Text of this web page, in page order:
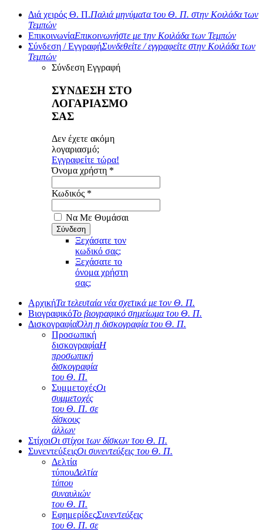
Διά χειρός Θ. Π.Παλιά μηνύματα του Θ. Π. στην Κοιλάδα των
Τεμπών
ΕπικοινωνίαΕπικοινωνήστε με την Κοιλάδα των Τεμπών
Σύνδεση / ΕγγραφήΣυνδεθείτε / εγγραφείτε στην Κοιλάδα των
Τεμπών
Σύνδεση Εγγραφή
ΣΥΝΔΕΣΗ ΣΤΟ
ΛΟΓΑΡΙΑΣΜΟ
ΣΑΣ
Δεν έχετε ακόμη
λογαριασμό;
Εγγραφείτε τώρα!
Όνομα χρήστη *
Κωδικός *
Να Με Θυμάσαι
Ξεχάσατε τον
κωδικό σας;
Ξεχάσατε το
όνομα χρήστη
σας;
ΑρχικήΤα τελευταία νέα σχετικά με τον Θ. Π.
ΒιογραφικόΤο βιογραφικό σημείωμα του Θ. Π.
ΔισκογραφίαΌλη η δισκογραφία του Θ. Π.
Προσωπική
δισκογραφίαΗ
προσωπική
δισκογραφία
του Θ. Π.
ΣυμμετοχέςΟι
συμμετοχές
του Θ. Π. σε
δίσκους
άλλων
ΣτίχοιΟι στίχοι των δίσκων του Θ. Π.
ΣυνεντεύξειςΟι συνεντεύξεις του Θ. Π.
Δελτία
τύπουΔελτία
τύπου
συναυλιών
του Θ. Π.
ΕφημερίδεςΣυνεντεύξεις
του Θ. Π. σε